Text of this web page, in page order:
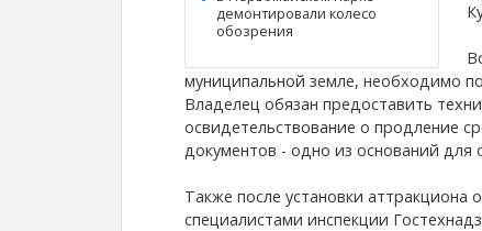
демонтировали колесо
обозрения
муниципальной земле, необходимо
Владелец обязан предоставить
освидетельствование о продление
документов - одно из оснований для
Также после установки аттракциона
специалистами инспекции